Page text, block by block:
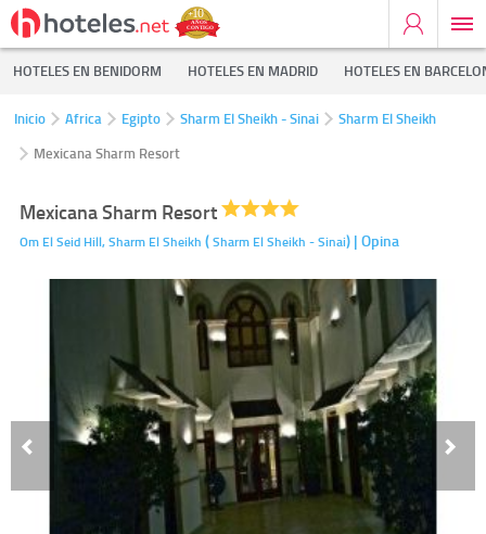
HOTELES EN BENIDORM HOTELES EN MADRID HOTELES EN
Inicio Africa Egipto Sharm El Sheikh - Sinai
Sharm El Sheikh
Mexicana Sharm Resort
Mexicana Sharm Resort
Om El Seid Hill,Sharm El Sheikh (Sharm El Sheikh - Sinai) | Opina